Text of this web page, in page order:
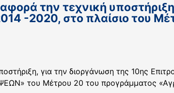
την τεχνική
-2020, στο πλαίσιο του
για την διοργάνωση της 10ης
του Μέτρου 20 του προγράμματος